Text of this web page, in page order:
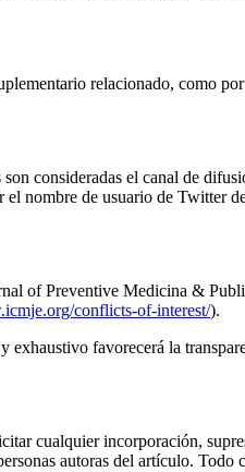
relacionado, como
consideradas el canal de
nombre de usuario de Twitter
of Preventive Medicina &
conflicts-of-interest/).
favorecerá la
cualquier incorporación,
autoras del artículo. Todo